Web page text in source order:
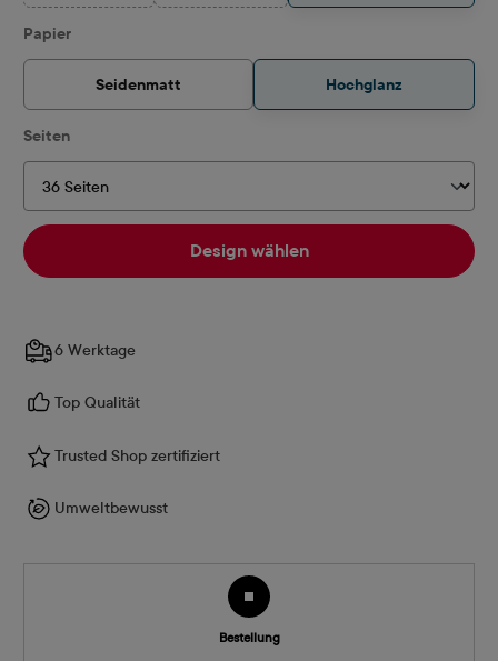
Papierauswählen
Seidenmatt Hochglanz
Seitenauswählen
Design wählen
6 Werktage
Top Qualität
Trusted Shop zertifiziert
Umweltbewusst
Bestellung